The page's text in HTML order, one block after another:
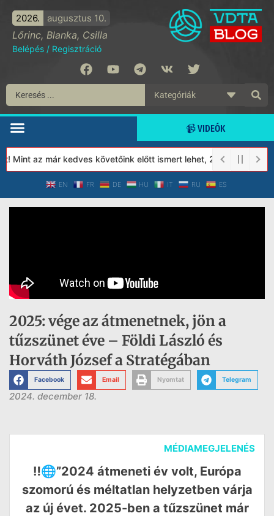
2026. augusztus 10.
Lőrinc, Blanka, Csilla
Belépés / Regisztráció
📹 VIDEÓK
az már kedves követőink előtt ismert lehet, 2023-tól a
EN FR DE HU IT RU ES
2025: vége az átmenetnek, jön a
tűzszünet éve – Földi László és
Horváth József a Stratégában
Facebook Email Nyomtat Telegram
2024. december 18.
MÉDIAMEGJELENÉS
‼️🌐”2024 átmeneti év volt, Európa
szomorú és méltatlan helyzetben várja
az új évet. 2025-ben a tűzszünet már